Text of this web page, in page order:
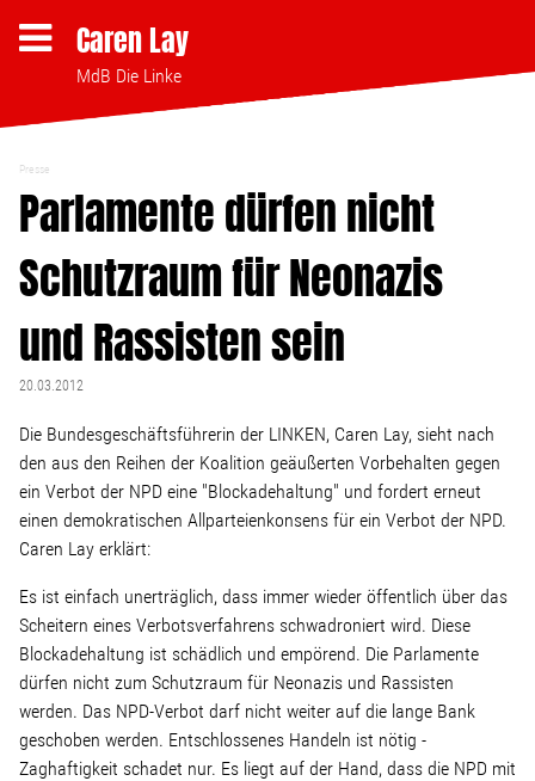
Caren Lay
MdB Die Linke
Themen
Bezahlbares Wohnen
Clubsterben stoppen
Bodenpolitik
Sonstiges
Wahlkreis
Pressemitteilungen
Presse
Parlamente dürfen nicht
Schutzraum für Neonazis
und Rassisten sein
20.03.2012
Die Bundesgeschäftsführerin der LINKEN, Caren Lay, sieht nach
den aus den Reihen der Koalition geäußerten Vorbehalten gegen
ein Verbot der NPD eine "Blockadehaltung" und fordert erneut
einen demokratischen Allparteienkonsens für ein Verbot der NPD.
Caren Lay erklärt:
Es ist einfach unerträglich, dass immer wieder öffentlich über das
Scheitern eines Verbotsverfahrens schwadroniert wird. Diese
Blockadehaltung ist schädlich und empörend. Die Parlamente
dürfen nicht zum Schutzraum für Neonazis und Rassisten
werden. Das NPD-Verbot darf nicht weiter auf die lange Bank
geschoben werden. Entschlossenes Handeln ist nötig -
Zaghaftigkeit schadet nur. Es liegt auf der Hand, dass die NPD mit